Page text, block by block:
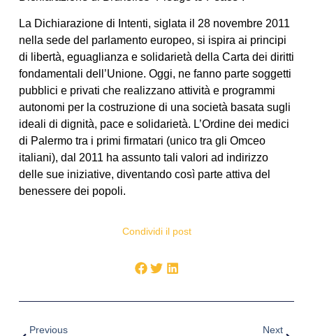
La Dichiarazione di Intenti, siglata il 28 novembre 2011
nella sede del parlamento europeo, si ispira ai principi
di libertà, eguaglianza e solidarietà della Carta dei diritti
fondamentali dell’Unione. Oggi, ne fanno parte soggetti
pubblici e privati che realizzano attività e programmi
autonomi per la costruzione di una società basata sugli
ideali di dignità, pace e solidarietà. L’Ordine dei medici
di Palermo tra i primi firmatari (unico tra gli Omceo
italiani), dal 2011 ha assunto tali valori ad indirizzo
delle sue iniziative, diventando così parte attiva del
benessere dei popoli.
Condividi il post
Previous
Next